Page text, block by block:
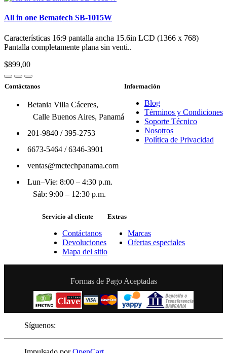
All in one Bematech SB-1015W
Características 16:9 pantalla ancha 15.6in LCD (1366 x 768)
Pantalla completamente plana sin venti..
$899,00
Contáctanos
Betania Villa Cáceres,
Calle Buenos Aires, Panamá
201-9840/395-2753
6673-5464/6346-3901
ventas@mctechpanama.com
Lun–Vie: 8:00 – 4:30 p.m.
Sáb: 9:00 – 12:30 p.m.
Información
Blog
Términos y Condiciones
Soporte Técnico
Nosotros
Política de Privacidad
Servicio al cliente
Contáctanos
Devoluciones
Mapa del sitio
Extras
Marcas
Ofertas especiales
Formas de Pago Aceptadas
Síguenos: